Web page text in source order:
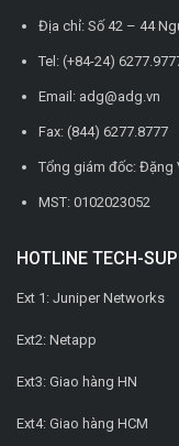
Địa chỉ: Số 42 – 44
Tel: (+84-24)
Email: adg@adg.vn
Fax: (844) 6277.8777
Tổng giám đốc: Đặng
MST: 0102023052
HOTLINE TECH-
Ext 1: Juniper Networks
Ext2: Netapp
Ext3: Giao hàng HN
Ext4: Giao hàng HCM